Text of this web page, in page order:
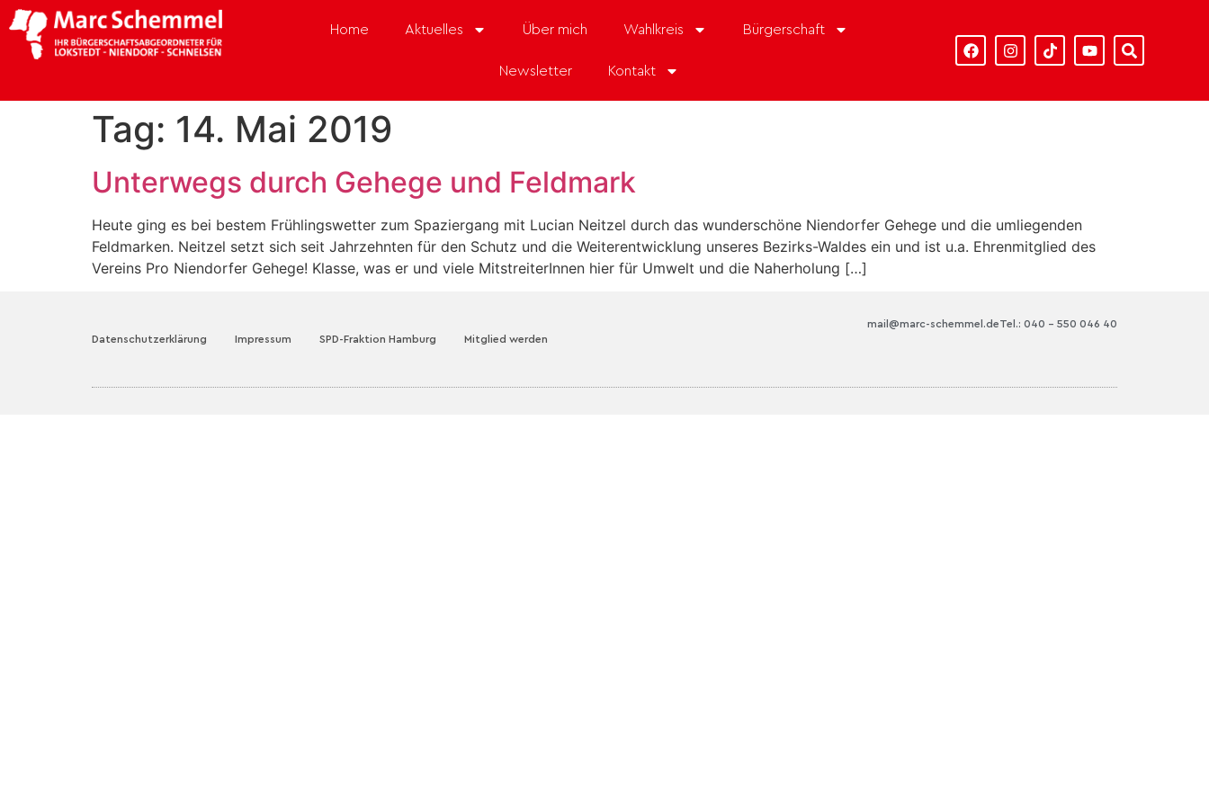
Home Aktuelles Über mich Wahlkreis Bürgerschaft
Newsletter Kontakt
Tag: 14. Mai 2019
Unterwegs durch Gehege und Feldmark
Heute ging es bei bestem Frühlingswetter zum Spaziergang mit Lucian Neitzel durch das wunderschöne Niendorfer Gehege und die umliegenden
Feldmarken. Neitzel setzt sich seit Jahrzehnten für den Schutz und die Weiterentwicklung unseres Bezirks-Waldes ein und ist u.a. Ehrenmitglied des
Vereins Pro Niendorfer Gehege! Klasse, was er und viele MitstreiterInnen hier für Umwelt und die Naherholung […]
Datenschutzerklärung Impressum SPD-Fraktion Hamburg Mitglied werden
Tel.: 040 – 550 046 40
mail@marc-schemmel.de